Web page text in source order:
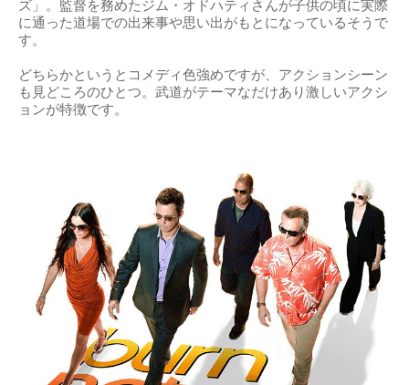
ズ」。監督を務めたジム・オドハティさんが子供の頃に実際
に通った道場での出来事や思い出がもとになっているそうで
す。
どちらかというとコメディ色強めですが、アクションシーン
も見どころのひとつ。武道がテーマなだけあり激しいアクシ
ョンが特徴です。